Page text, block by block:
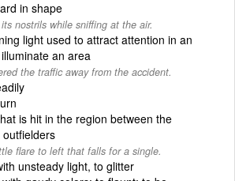
in shape
nostrils while sniffing at the air.
light used to attract attention in an
an area
the traffic away from the accident.
is hit in the region between the
flare to left that falls for a single.
unsteady light, to glitter